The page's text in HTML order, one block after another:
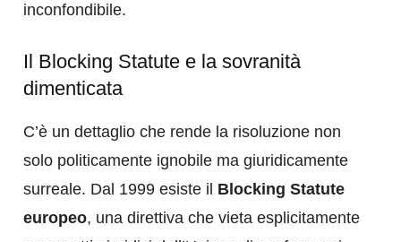
inconfondibile.
Il Blocking Statute e la sovranità
dimenticata
C’è un dettaglio che rende la risoluzione non
solo politicamente ignobile ma giuridicamente
surreale. Dal 1999 esiste il Blocking Statute
europeo, una direttiva che vieta esplicitamente